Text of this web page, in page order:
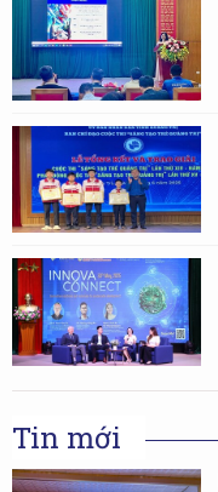
Tin mới